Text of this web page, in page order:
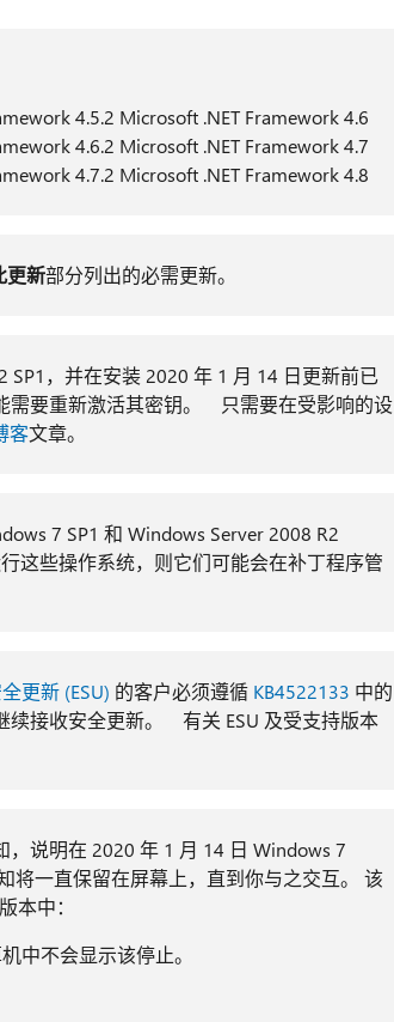
4.5.2 Microsoft .NET Framework 4.6
4.6.2 Microsoft .NET Framework 4.7
4.7.2 Microsoft .NET Framework 4.8
更新部分列出的必需更新。
SP1，并在安装 2020 年 1 月 14 日更新前已
需要重新激活其密钥。 只需要在受影响的设
客文章。
7 SP1 和 Windows Server 2008 R2
这些操作系统，则它们可能会在补丁程序管
更新 (ESU) 的客户必须遵循 KB4522133 中的
续接收安全更新。 有关 ESU 及受支持版本
说明在 2020 年 1 月 14 日 Windows 7
将一直保留在屏幕上，直到你与之交互。 该
本中：
中不会显示该停止。